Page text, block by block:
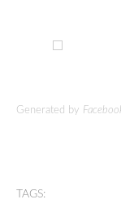
Generated by
TAGS: